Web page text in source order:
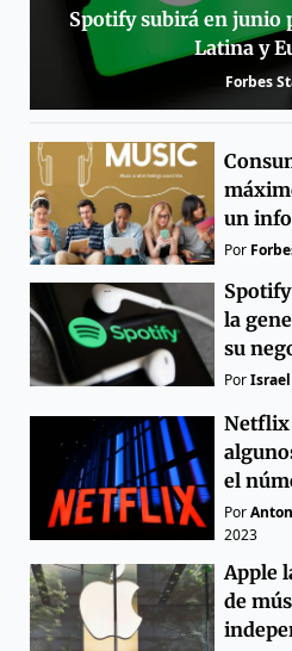
Spotify subirá en junio
Latina y
Forbes
un
Por
la
su
Por
Netflix
el
Por
2023
Apple
de